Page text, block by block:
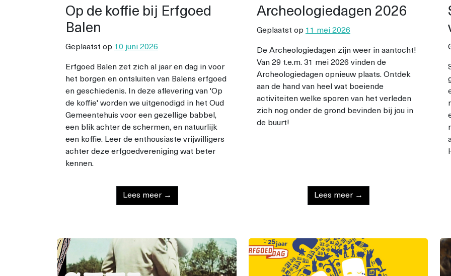
Op de koffie bij Erfgoed
Balen
Geplaatst op 10 juni 2026
Erfgoed Balen zet zich al jaar en dag in voor
het borgen en ontsluiten van Balens erfgoed
en geschiedenis. In deze aflevering van 'Op
de koffie' worden we uitgenodigd in het Oud
Gemeentehuis voor een gezellige babbel,
een blik achter de schermen, en natuurlijk
een koffie. Leer de enthousiaste vrijwilligers
achter deze erfgoedvereniging wat beter
kennen.
Lees meer →
Archeologiedagen 2026
Geplaatst op 11 mei 2026
De Archeologiedagen zijn weer in aantocht!
Van 29 t.e.m. 31 mei 2026 vinden de
Archeologiedagen opnieuw plaats. Ontdek
aan de hand van heel wat boeiende
activiteiten welke sporen van het verleden
zich nog onder de grond bevinden bij jou in
de buurt!
Lees meer →